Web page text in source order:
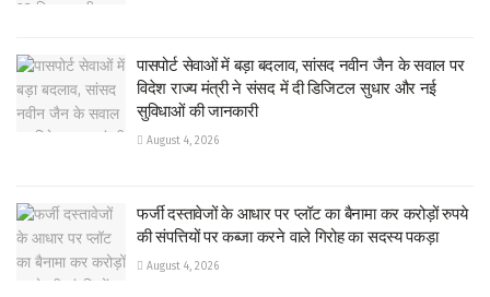
पासपोर्ट सेवाओं में बड़ा बदलाव, सांसद नवीन जैन के सवाल पर
विदेश राज्य मंत्री ने संसद में दी डिजिटल सुधार और नई
सुविधाओं की जानकारी
August 4, 2026
फर्जी दस्तावेजों के आधार पर प्लॉट का बैनामा कर करोड़ों रुपये
की संपत्तियों पर कब्जा करने वाले गिरोह का सदस्य पकड़ा
August 4, 2026